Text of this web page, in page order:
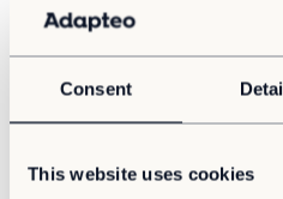
Consent
This website uses cookies
Lebenszyklus hinweg.
Dämmung, Schallschutz,
Wärmeableitung und